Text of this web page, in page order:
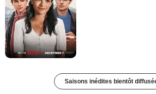
Saisons inédites bientôt